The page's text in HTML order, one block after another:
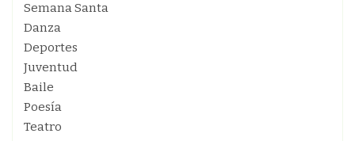
Semana Santa
Danza
Deportes
Juventud
Baile
Poesía
Teatro